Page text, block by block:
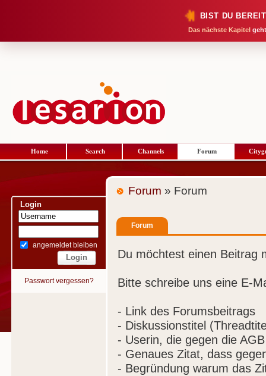
BIST DU
Das nächste Kapitel
Home Search Channels Forum
Login
angemeldet bleiben
Passwort vergessen?
Forum » Forum
Forum
Du möchtest einen Beitrag
Bitte schreibe uns eine E-
- Link des Forumsbeitrags
- Diskussionstitel
- Userin, die gegen die
- Genaues Zitat, dass
- Begründung warum das